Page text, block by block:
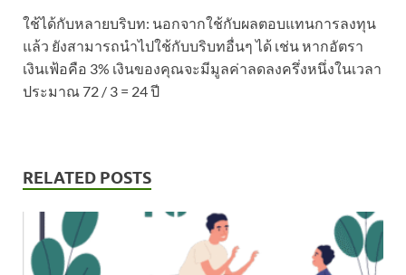
ใช้ได้กับหลายบริบท: นอกจากใช้กับผลตอบแทนการลงทุน
แล้ว ยังสามารถนำไปใช้กับบริบทอื่นๆ ได้ เช่น หากอัตรา
เงินเฟ้อคือ 3% เงินของคุณจะมีมูลค่าลดลงครึ่งหนึ่งในเวลา
ประมาณ 72 / 3 = 24 ปี
RELATED POSTS